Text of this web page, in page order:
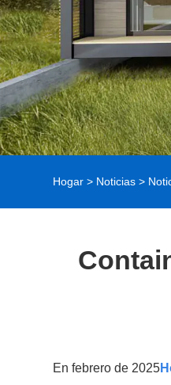
Hogar > Noticias >
En febrero de 2025